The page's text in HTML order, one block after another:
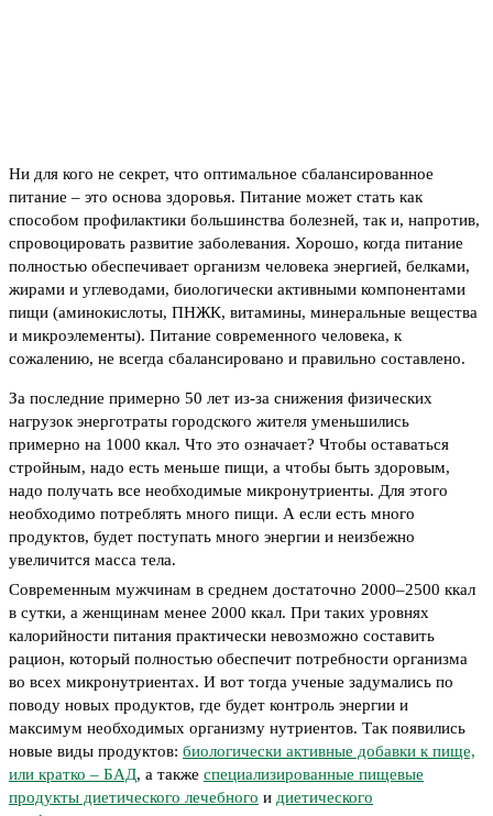
Ни для кого не секрет, что оптимальное сбалансированное
питание – это основа здоровья. Питание может стать как
способом профилактики большинства болезней, так и, напротив,
спровоцировать развитие заболевания. Хорошо, когда питание
полностью обеспечивает организм человека энергией, белками,
жирами и углеводами, биологически активными компонентами
пищи (аминокислоты, ПНЖК, витамины, минеральные вещества
и микроэлементы). Питание современного человека, к
сожалению, не всегда сбалансировано и правильно составлено.
За последние примерно 50 лет из-за снижения физических
нагрузок энерготраты городского жителя уменьшились
примерно на 1000 ккал. Что это означает? Чтобы оставаться
стройным, надо есть меньше пищи, а чтобы быть здоровым,
надо получать все необходимые микронутриенты. Для этого
необходимо потреблять много пищи. А если есть много
продуктов, будет поступать много энергии и неизбежно
увеличится масса тела.
Современным мужчинам в среднем достаточно 2000–2500 ккал
в сутки, а женщинам менее 2000 ккал. При таких уровнях
калорийности питания практически невозможно составить
рацион, который полностью обеспечит потребности организма
во всех микронутриентах. И вот тогда ученые задумались по
поводу новых продуктов, где будет контроль энергии и
максимум необходимых организму нутриентов. Так появились
новые виды продуктов: биологически активные добавки к пище,
или кратко – БАД, а также специализированные пищевые
продукты диетического лечебного и диетического